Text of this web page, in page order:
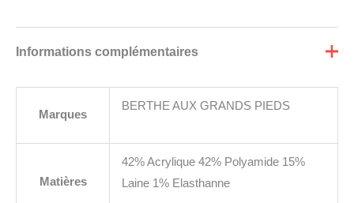
Informations complémentaires
Marques
BERTHE AUX GRANDS PIEDS
Matières
42% Acrylique 42% Polyamide 15%
Laine 1% Elasthanne